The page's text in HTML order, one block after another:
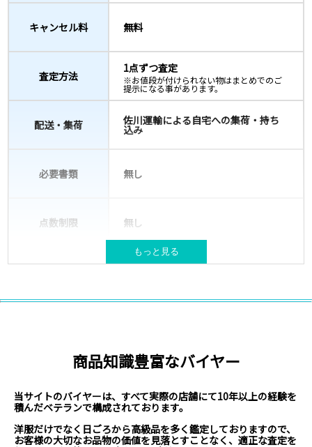
キャンセル料 無料
査定方法
1点ずつ査定
※お値段が付けられない物はまとめでのご
提示になる事があります。
配送・集荷 佐川運輸による自宅への集荷・持ち
込み
必要書類 無し
点数制限 無し
宅配キット(バッグ)が必要な場合は送
対応エリア
北海道、本州、四国、九州
※現在、沖縄県・離島からのお申込みは対
もっと見る
商品知識豊富なバイヤー
当サイトのバイヤーは、すべて実際の店舗にて10年以上の経験を
積んだベテランで構成されております。
洋服だけでなく日ごろから高級品を多く鑑定しておりますので、
お客様の大切なお品物の価値を見落とすことなく、適正な査定を